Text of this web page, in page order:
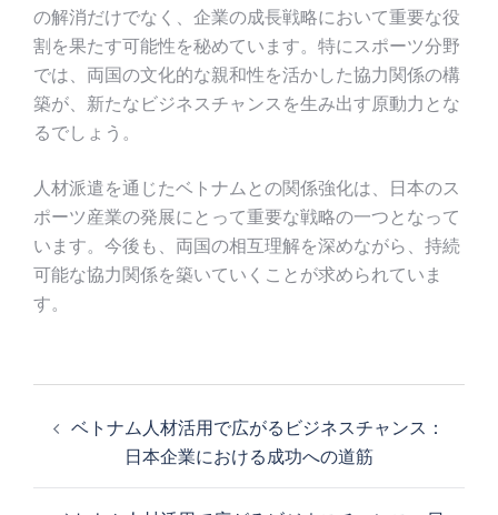
の解消だけでなく、企業の成長戦略において重要な役
割を果たす可能性を秘めています。特にスポーツ分野
では、両国の文化的な親和性を活かした協力関係の構
築が、新たなビジネスチャンスを生み出す原動力とな
るでしょう。
人材派遣を通じたベトナムとの関係強化は、日本のス
ポーツ産業の発展にとって重要な戦略の一つとなって
います。今後も、両国の相互理解を深めながら、持続
可能な協力関係を築いていくことが求められていま
す。
稿
ビ
ベトナム人材活用で広がるビジネスチャンス：
日本企業における成功への道筋